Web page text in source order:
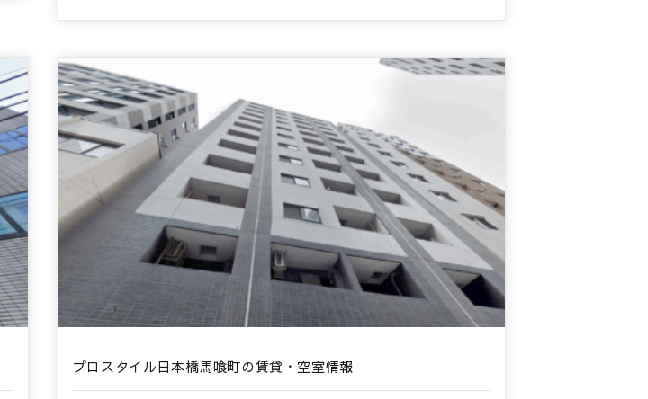
プロスタイル日本橋馬喰町の賃貸・空室情報